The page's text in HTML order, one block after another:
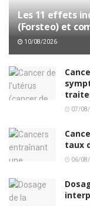
Les 11 effets
(Forsteo) et
10/08/2026
07/
taux
06/